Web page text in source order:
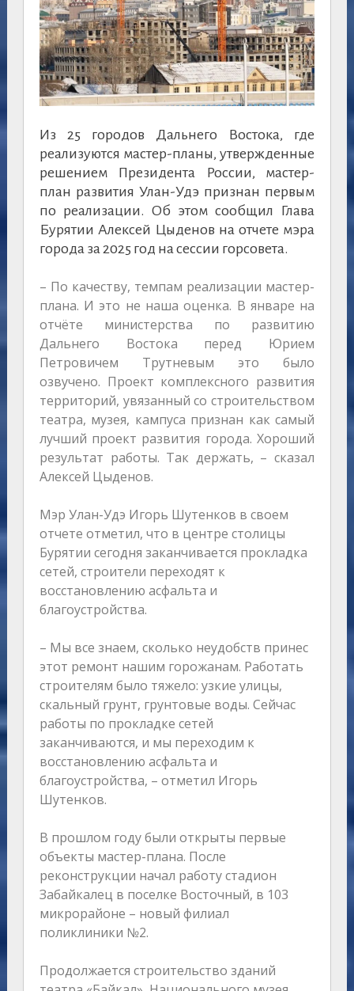
Из 25 городов Дальнего Востока, где
реализуются мастер-планы, утвержденные
решением Президента России, мастер-
план развития Улан-Удэ признан первым
по реализации. Об этом сообщил Глава
Бурятии Алексей Цыденов на отчете мэра
города за 2025 год на сессии горсовета.
– По качеству, темпам реализации мастер-
плана. И это не наша оценка. В январе на
отчёте министерства по развитию
Дальнего Востока перед Юрием
Петровичем Трутневым это было
озвучено. Проект комплексного развития
территорий, увязанный со строительством
театра, музея, кампуса признан как самый
лучший проект развития города. Хороший
результат работы. Так держать, – сказал
Алексей Цыденов.
Мэр Улан-Удэ Игорь Шутенков в своем
отчете отметил, что в центре столицы
Бурятии сегодня заканчивается прокладка
сетей, строители переходят к
восстановлению асфальта и
благоустройства.
– Мы все знаем, сколько неудобств принес
этот ремонт нашим горожанам. Работать
строителям было тяжело: узкие улицы,
скальный грунт, грунтовые воды. Сейчас
работы по прокладке сетей
заканчиваются, и мы переходим к
восстановлению асфальта и
благоустройства, – отметил Игорь
Шутенков.
В прошлом году были открыты первые
объекты мастер-плана. После
реконструкции начал работу стадион
Забайкалец в поселке Восточный, в 103
микрорайоне – новый филиал
поликлиники №2.
Продолжается строительство зданий